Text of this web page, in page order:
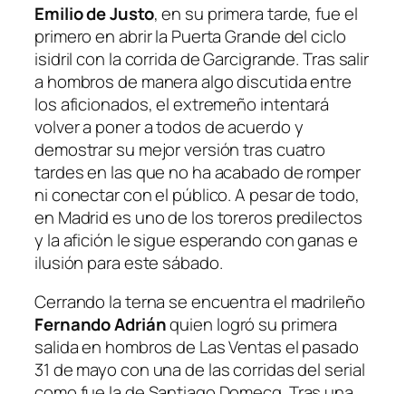
Emilio de Justo, en su primera tarde, fue el
primero en abrir la Puerta Grande del ciclo
isidril con la corrida de Garcigrande. Tras salir
a hombros de manera algo discutida entre
los aficionados, el extremeño intentará
volver a poner a todos de acuerdo y
demostrar su mejor versión tras cuatro
tardes en las que no ha acabado de romper
ni conectar con el público. A pesar de todo,
en Madrid es uno de los toreros predilectos
y la afición le sigue esperando con ganas e
ilusión para este sábado.
Cerrando la terna se encuentra el madrileño
Fernando Adriánquien logró su primera
salida en hombros de Las Ventas el pasado
31 de mayo con una de las corridas del serial